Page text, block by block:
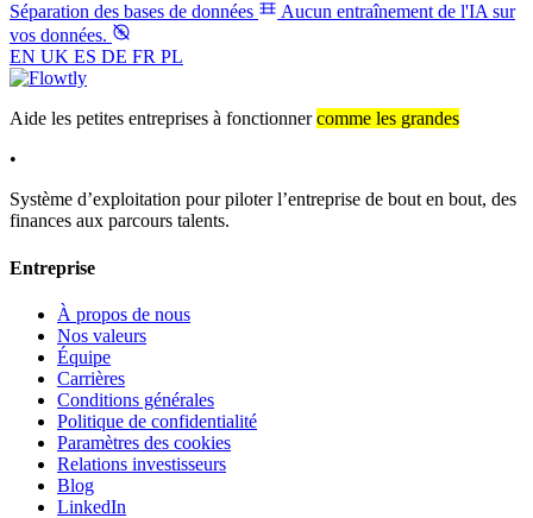
Séparation des bases de données
Aucun entraînement de l'IA sur
vos données.
EN UK ES DE FR PL
Aide les petites entreprises à fonctionnercomme les grandes
•
Système d’exploitation pour piloter l’entreprise de bout en bout, des
finances aux parcours talents.
Entreprise
À propos de nous
Nos valeurs
Équipe
Carrières
Conditions générales
Politique de confidentialité
Paramètres des cookies
Relations investisseurs
Blog
LinkedIn